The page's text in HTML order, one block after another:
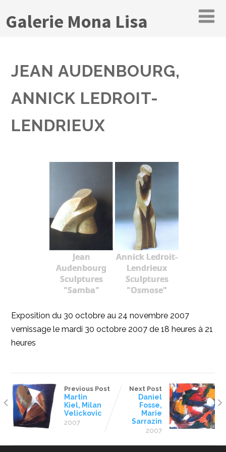
Galerie Mona Lisa
JEAN AUDENBOURG,
ANNICK LEDROIT-
LENDRIEUX
Jean
Audenbourg
Sculptures
"Samba"
Annick Ledroit-
Lendrieux
Sculptures
"Osmose"
Exposition du 30 octobre au 24 novembre 2007
vernissage le mardi 30 octobre 2007 de 18 heures à 21
heures
Previous Post
Martin
Kiel, Milan
Velickovic
2007
Next Post
Daniel
Fosse,
Marie
Sarrazin
2007